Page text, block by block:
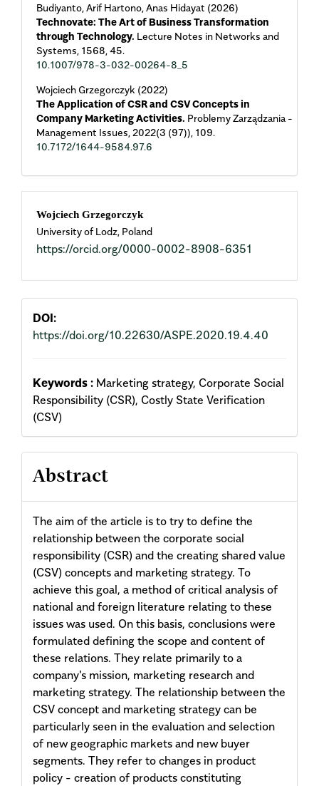
Budiyanto, Arif Hartono, Anas Hidayat (2026)
Technovate: The Art of Business Transformation
through Technology. Lecture Notes in Networks and
Systems, 1568, 45.
10.1007/978-3-032-00264-8_5
Wojciech Grzegorczyk (2022)
The Application of CSR and CSV Concepts in
Company Marketing Activities. Problemy Zarządzania -
Management Issues, 2022(3 (97)), 109.
10.7172/1644-9584.97.6
Main
Article
Content
Wojciech Grzegorczyk
University of Lodz, Poland
https://orcid.org/0000-0002-8908-6351
DOI:
https://doi.org/10.22630/ASPE.2020.19.4.40
Keywords : Marketing strategy, Corporate Social
Responsibility (CSR), Costly State Verification
(CSV)
Abstract
The aim of the article is to try to define the
relationship between the corporate social
responsibility (CSR) and the creating shared value
(CSV) concepts and marketing strategy. To
achieve this goal, a method of critical analysis of
national and foreign literature relating to these
issues was used. On this basis, conclusions were
formulated defining the scope and content of
these relations. They relate primarily to a
company's mission, marketing research and
marketing strategy. The relationship between the
CSV concept and marketing strategy can be
particularly seen in the evaluation and selection
of new geographic markets and new buyer
segments. They refer to changes in product
policy - creation of products constituting